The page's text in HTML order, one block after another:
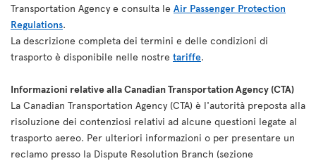
Transportation Agency e consulta le Air Passenger Protection
Regulations.
La descrizione completa dei termini e delle condizioni di
trasporto è disponibile nelle nostre tariffe.
Informazioni relative alla Canadian Transportation Agency (CTA)
La Canadian Transportation Agency (CTA) è l'autorità preposta alla
risoluzione dei contenziosi relativi ad alcune questioni legate al
trasporto aereo. Per ulteriori informazioni o per presentare un
reclamo presso la Dispute Resolution Branch (sezione